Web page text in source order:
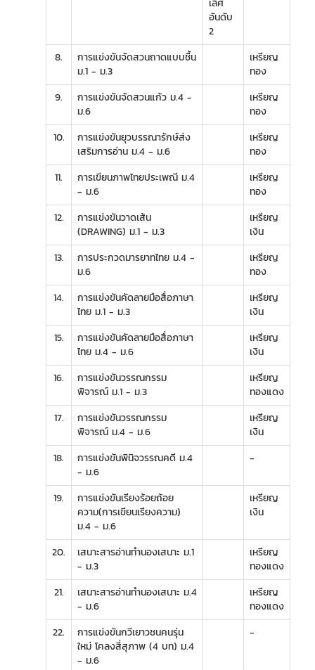
เลิศ
อันดับ
2
8.
การแข่งขันจัดสวนถาดแบบชื้น
ม.1 - ม.3
เหรียญ
ทอง
9.
การแข่งขันจัดสวนแก้ว ม.4 -
ม.6
เหรียญ
ทอง
10.
การแข่งขันยุวบรรณารักษ์ส่ง
เสริมการอ่าน ม.4 - ม.6
เหรียญ
ทอง
11.
การเขียนภาพไทยประเพณี ม.4
- ม.6
เหรียญ
ทอง
12.
การแข่งขันวาดเส้น
(DRAWING) ม.1 - ม.3
เหรียญ
เงิน
13.
การประกวดมารยาทไทย ม.4 -
ม.6
เหรียญ
ทอง
14.
การแข่งขันคัดลายมือสื่อภาษา
ไทย ม.1 - ม.3
เหรียญ
เงิน
15.
การแข่งขันคัดลายมือสื่อภาษา
ไทย ม.4 - ม.6
เหรียญ
เงิน
16.
การแข่งขันวรรณกรรม
พิจารณ์ ม.1 - ม.3
เหรียญ
ทองแดง
17.
การแข่งขันวรรณกรรม
พิจารณ์ ม.4 - ม.6
เหรียญ
เงิน
18.
การแข่งขันพินิจวรรณคดี ม.4
- ม.6
-
19.
การแข่งขันเรียงร้อยถ้อย
ความ(การเขียนเรียงความ)
ม.4 - ม.6
เหรียญ
เงิน
20.
เสนาะสารอ่านทำนองเสนาะ ม.1
- ม.3
เหรียญ
ทองแดง
21.
เสนาะสารอ่านทำนองเสนาะ ม.4
- ม.6
เหรียญ
ทองแดง
22.
การแข่งขันกวีเยาวชนคนรุ่น
ใหม่ โคลงสี่สุภาพ (4 บท) ม.4
- ม.6
-